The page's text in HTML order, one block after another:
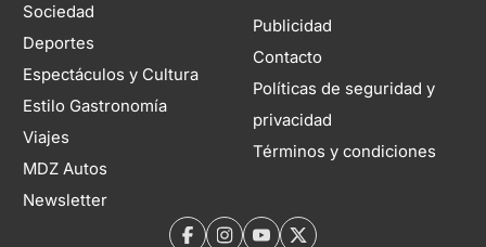
Sociedad
Deportes
Espectáculos y Cultura
Estilo Gastronomía
Viajes
MDZ Autos
Newsletter
Publicidad
Contacto
Políticas de seguridad y
privacidad
Términos y condiciones